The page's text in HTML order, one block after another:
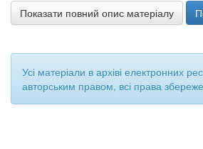
Показати повний опис матеріалу
Усі матеріали в архіві електронних
авторським правом, всі права